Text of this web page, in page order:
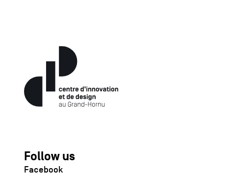
Follow us
Facebook